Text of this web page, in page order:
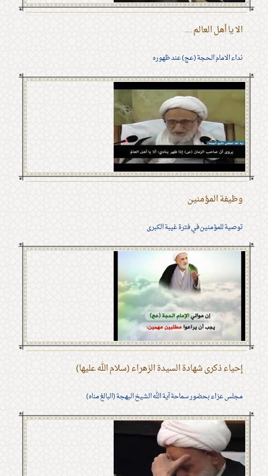
الا يا أهل العالم ...
نداء الامام الحجة (عج) عند ظهوره
وظيفة المؤمنين
توصية للمؤمنين في فترة غيبة الكبرى
إحياء ذكرى شهادة السيدة الزهراء (سلام الله عليها)
مجلس عزاء بحضور سماحة آية الله الشيخ البهجة (البالغ مناه)